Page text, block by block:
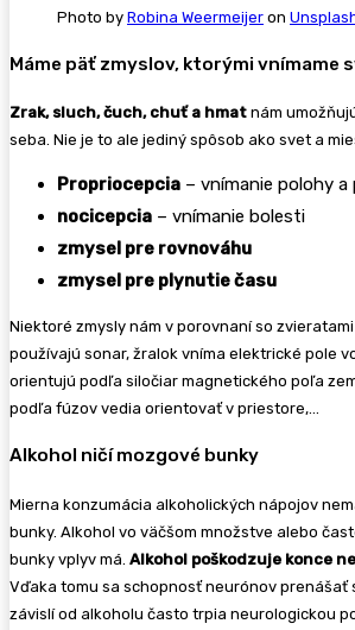
Photo by Robina Weermeijer on
Máme päť zmyslov, ktorými vnímame
Zrak, sluch, čuch, chuť a hmat nám
seba. Nie je to ale jediný spôsob ako svet a
Propriocepcia – vnímanie polohy
nocicepcia – vnímanie bolesti
zmysel pre rovnováhu
zmysel pre plynutie času
Niektoré zmysly nám v porovnaní so
používajú sonar, žralok vníma elektrické pole
orientujú podľa siločiar magnetického poľa
podľa fúzov vedia orientovať v priestore,…
Alkohol ničí mozgové bunky
Mierna konzumácia alkoholických nápojov
bunky. Alkohol vo väčšom množstve alebo
bunky vplyv má. Alkohol poškodzuje konce
Vďaka tomu sa schopnosť neurónov prenášať
závislí od alkoholu často trpia neurologickou